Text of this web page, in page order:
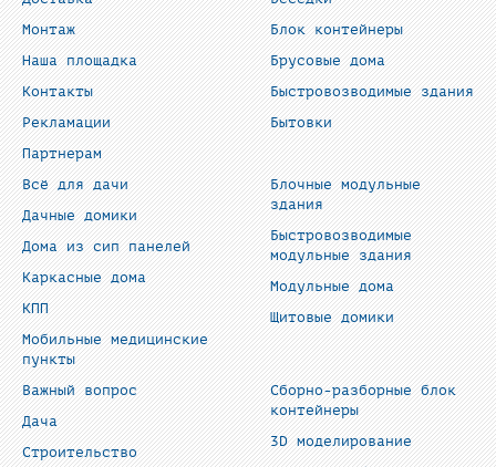
Монтаж
Наша площадка
Контакты
Рекламации
Партнерам
Блок контейнеры
Брусовые дома
Быстровозводимые здания
Бытовки
Всё для дачи
Дачные домики
Дома из сип панелей
Каркасные дома
КПП
Мобильные медицинские
пункты
Блочные модульные
здания
Быстровозводимые
модульные здания
Модульные дома
Щитовые домики
Важный вопрос
Дача
Строительство
Сборно-разборные блок
контейнеры
3D моделирование